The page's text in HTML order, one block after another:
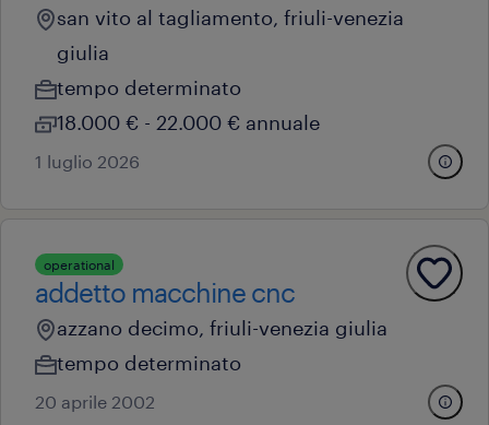
san vito al tagliamento, friuli-venezia
giulia
tempo determinato
18.000 € - 22.000 € annuale
1 luglio 2026
operational
addetto macchine cnc
azzano decimo, friuli-venezia giulia
tempo determinato
20 aprile 2002